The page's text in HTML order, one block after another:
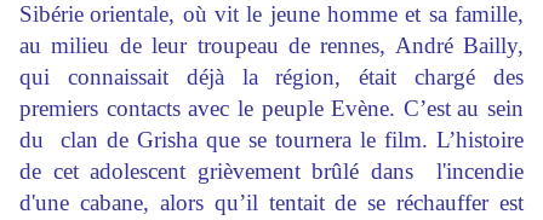
Sibérie orientale, où vit le jeune homme et sa famille,
au milieu de leur troupeau de rennes, André Bailly,
qui connaissait déjà la région, était chargé des
premiers contacts avec le peuple Evène. C’est au sein
du clan de Grisha que se tournera le film. L’histoire
de cet adolescent grièvement brûlé dans l'incendie
d'une cabane, alors qu’il tentait de se réchauffer est